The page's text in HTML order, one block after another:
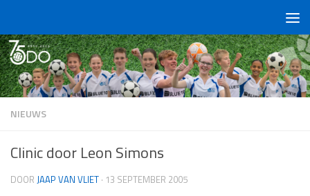
NIEUWS
Clinic door Leon Simons
DOOR JAAP VAN VLIET · 13 SEPTEMBER 2005